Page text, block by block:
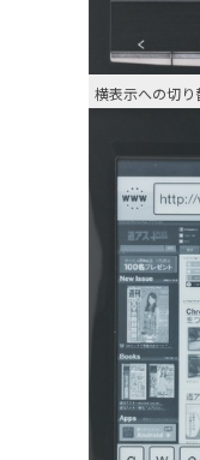
横表示への切り